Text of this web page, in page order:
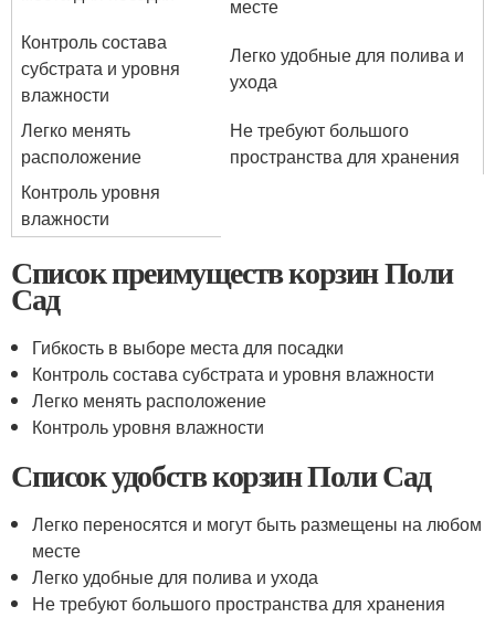
месте
Контроль состава
субстрата и уровня
влажности
Легко удобные для полива и
ухода
Легко менять
расположение
Не требуют большого
пространства для хранения
Контроль уровня
влажности
Список преимуществ корзин Поли
Сад
Гибкость в выборе места для посадки
Контроль состава субстрата и уровня влажности
Легко менять расположение
Контроль уровня влажности
Список удобств корзин Поли Сад
Легко переносятся и могут быть размещены на любом
месте
Легко удобные для полива и ухода
Не требуют большого пространства для хранения